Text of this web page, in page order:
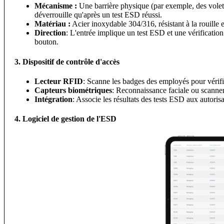
Mécanisme : Une barrière physique (par exemple, des
déverrouille qu'après un test ESD réussi.
Matériau : Acier inoxydable 304/316, résistant à la rouille
Direction: L'entrée implique un test ESD et une
bouton.
3. Dispositif de contrôle d'accès
Lecteur RFID: Scanne les badges des employés pour
Capteurs biométriques: Reconnaissance faciale ou
Intégration: Associe les résultats des tests ESD aux
4. Logiciel de gestion de l'ESD